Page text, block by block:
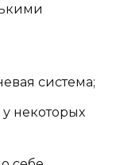
система;
у некоторых